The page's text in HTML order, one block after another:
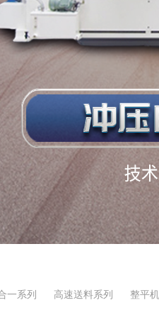
一系列 高速送料系列 整平